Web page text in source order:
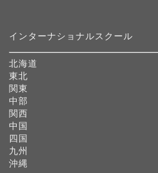
インターナショナルスクール
北海道
東北
関東
中部
関西
中国
四国
九州
沖縄